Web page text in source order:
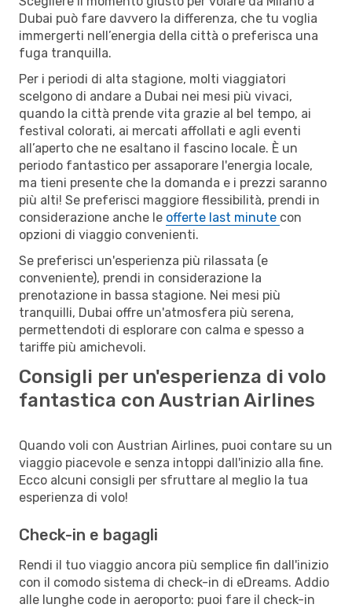
Dubai può fare davvero la differenza, che tu voglia
immergerti nell’energia della città o preferisca una
fuga tranquilla.
Per i periodi di alta stagione, molti viaggiatori
scelgono di andare a Dubai nei mesi più vivaci,
quando la città prende vita grazie al bel tempo, ai
festival colorati, ai mercati affollati e agli eventi
all’aperto che ne esaltano il fascino locale. È un
periodo fantastico per assaporare l'energia locale,
ma tieni presente che la domanda e i prezzi saranno
più alti! Se preferisci maggiore flessibilità, prendi in
considerazione anche le offerte last minute con
opzioni di viaggio convenienti.
Se preferisci un'esperienza più rilassata (e
conveniente), prendi in considerazione la
prenotazione in bassa stagione. Nei mesi più
tranquilli, Dubai offre un'atmosfera più serena,
permettendoti di esplorare con calma e spesso a
tariffe più amichevoli.
Consigli per un'esperienza di volo
fantastica con Austrian Airlines
Quando voli con Austrian Airlines, puoi contare su un
viaggio piacevole e senza intoppi dall'inizio alla fine.
Ecco alcuni consigli per sfruttare al meglio la tua
esperienza di volo!
Check-in e bagagli
Rendi il tuo viaggio ancora più semplice fin dall'inizio
con il comodo sistema di check-in di eDreams. Addio
alle lunghe code in aeroporto: puoi fare il check-in